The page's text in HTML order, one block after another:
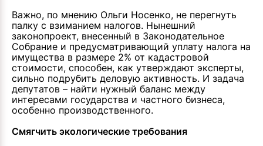
Важно, по мнению Ольги Носенко, не перегнуть
палку с взиманием налогов. Нынешний
законопроект, внесенный в Законодательное
Собрание и предусматривающий уплату налога на
имущества в размере 2% от кадастровой
стоимости, способен, как утверждают эксперты,
сильно подрубить деловую активность. И задача
депутатов – найти нужный баланс между
интересами государства и частного бизнеса,
особенно производственного.
Смягчить экологические требования